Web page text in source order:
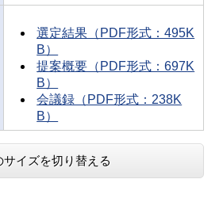
選定結果（PDF形式：495K
B）
提案概要（PDF形式：697K
B）
会議録（PDF形式：238K
B）
サイズを切り替える